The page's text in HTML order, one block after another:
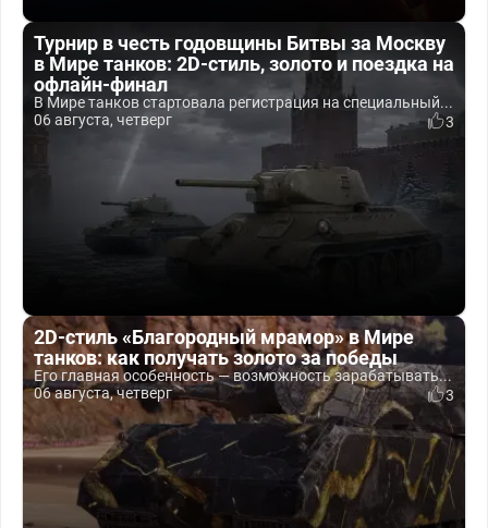
Турнир в честь годовщины Битвы за Москву
в Мире танков: 2D-стиль, золото и поездка на
офлайн-финал
В Мире танков стартовала регистрация на специальный...
06 августа, четверг
3
2D-стиль «Благородный мрамор» в Мире
танков: как получать золото за победы
Его главная особенность — возможность зарабатывать...
06 августа, четверг
3